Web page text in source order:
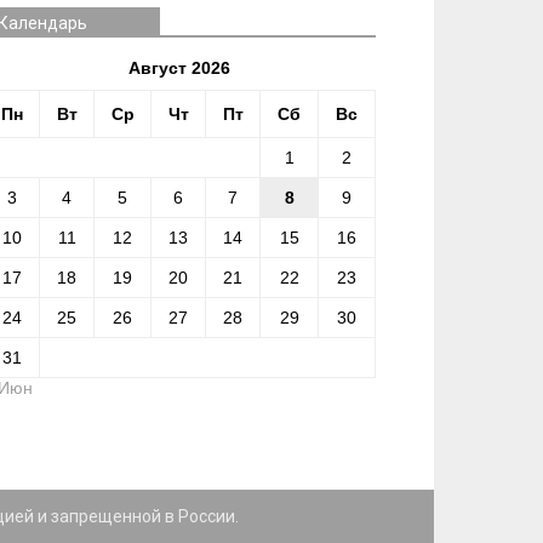
Календарь
Август 2026
Пн Вт Ср Чт Пт Сб Вс
1 2
3 4 5 6 7 8 9
10 11 12 13 14 15 16
17 18 19 20 21 22 23
24 25 26 27 28 29 30
31
и запрещенной в России.